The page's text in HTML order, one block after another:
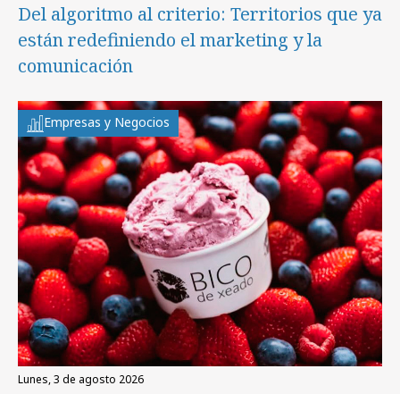
Del algoritmo al criterio: Territorios que ya
están redefiniendo el marketing y la
comunicación
Empresas y Negocios
lunes, 3 de agosto 2026